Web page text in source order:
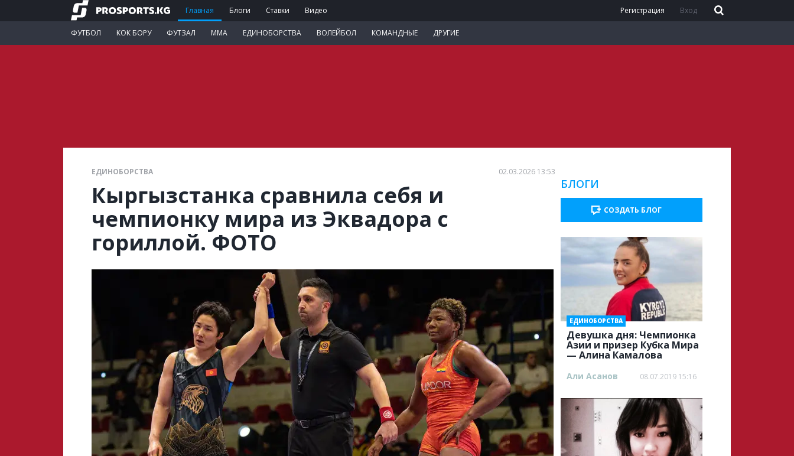
Главная Блоги Ставки Видео
ФУТБОЛ КОК БОРУ ФУТЗАЛ ММА ЕДИНОБОРСТВА ВОЛЕЙБОЛ КОМАНДНЫЕ ДРУГИЕ
Регистрация Вход
ЕДИНОБОРСТВА 02.03.2026 13:53
Кыргызстанка сравнила себя и
чемпионку мира из Эквадора с
гориллой. ФОТО
БЛОГИ
СОЗДАТЬ БЛОГ
Девушка дня: Чемпионка
Азии и призер Кубка Мира
— Алина Камалова
ЕДИНОБОРСТВА
Али Асанов 08.07.2019 15:16